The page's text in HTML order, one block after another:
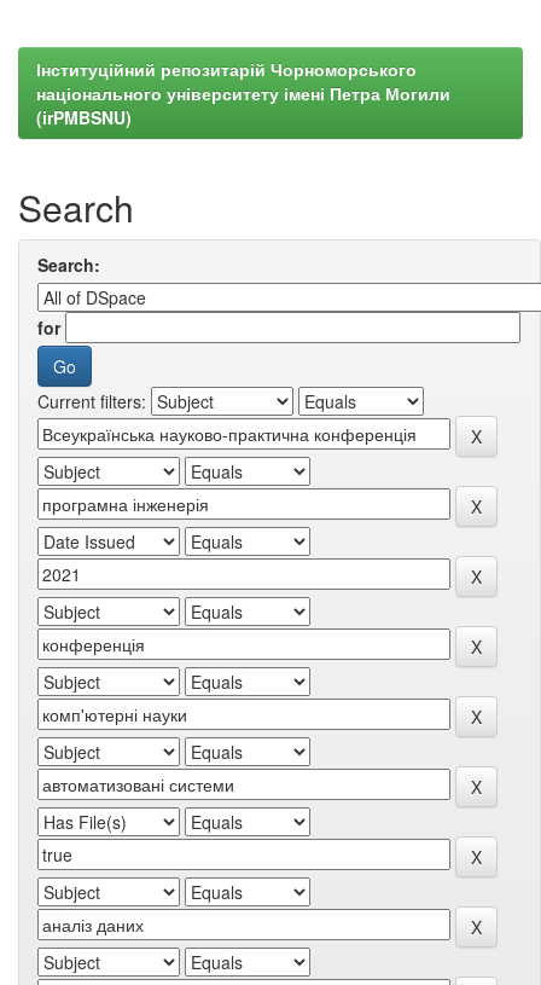
Інституційний репозитарій Чорноморського
національного університету імені Петра Могили
(irPMBSNU)
Search
Search:
for
Current filters: